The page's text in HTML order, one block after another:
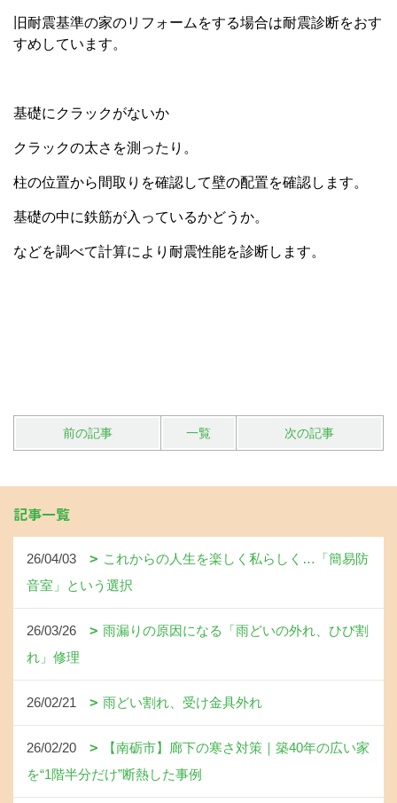
旧耐震基準の家のリフォームをする場合は耐震診断をおす
すめしています。
基礎にクラックがないか
クラックの太さを測ったり。
柱の位置から間取りを確認して壁の配置を確認します。
基礎の中に鉄筋が入っているかどうか。
などを調べて計算により耐震性能を診断します。
前の記事 一覧 次の記事
記事一覧
26/04/03
これからの人生を楽しく私らしく…「簡易防
音室」という選択
26/03/26
雨漏りの原因になる「雨どいの外れ、ひび割
れ」修理
26/02/21 雨どい割れ、受け金具外れ
26/02/20
【南砺市】廊下の寒さ対策｜築40年の広い家
を“1階半分だけ”断熱した事例